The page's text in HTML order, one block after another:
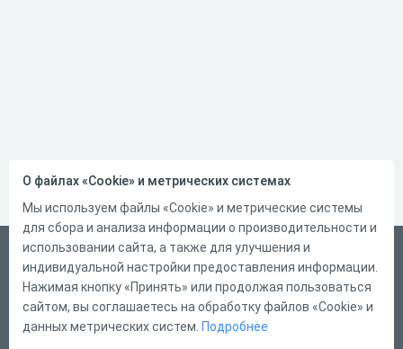
Русский
Справка
Форма обратной связи
О файлах «Cookie» и метрических системах
Мы используем файлы «Cookie» и метрические системы
для сбора и анализа информации о производительности и
использовании сайта, а также для улучшения и
индивидуальной настройки предоставления информации.
Нажимая кнопку «Принять» или продолжая пользоваться
сайтом, вы соглашаетесь на обработку файлов «Cookie» и
данных метрических систем. Подробнее